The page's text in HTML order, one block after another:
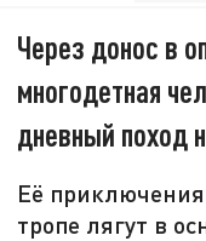
Через донос в
многодетная
дневный поход
Её
тропе лягут в